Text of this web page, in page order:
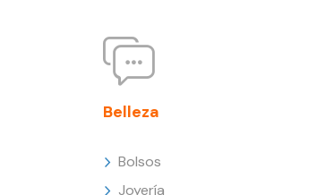
Belleza
Bolsos
Joyería